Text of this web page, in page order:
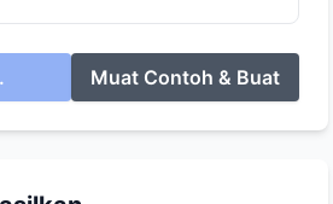
Muat Contoh & Buat